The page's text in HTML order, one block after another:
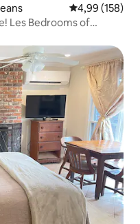
4,99 (158)
Les Bedrooms of